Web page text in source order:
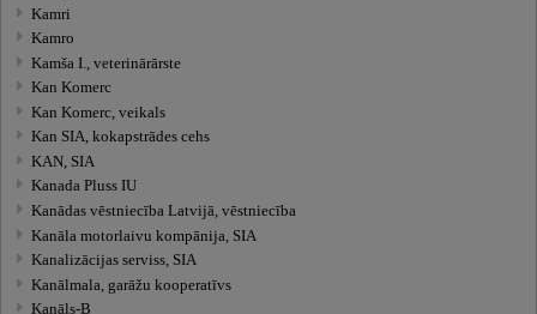
Kamri
Kamro
Kamša I., veterinārārste
Kan Komerc
Kan Komerc, veikals
Kan SIA, kokapstrādes cehs
KAN, SIA
Kanada Pluss IU
Kanādas vēstniecība Latvijā, vēstniecība
Kanāla motorlaivu kompānija, SIA
Kanalizācijas serviss, SIA
Kanālmala, garāžu kooperatīvs
Kanāls-B